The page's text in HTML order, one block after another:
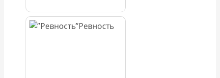
Ревность